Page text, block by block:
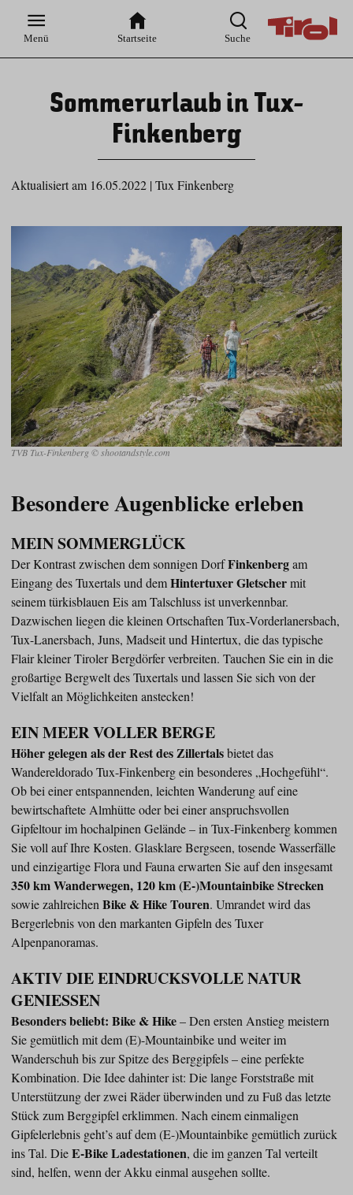
Hauptnavigation
Inhaltsbereich
Menü Startseite Suche
Sommerurlaub in Tux-
Finkenberg
Aktualisiert am 16.05.2022 | Tux Finkenberg
TVB Tux-Finkenberg © shootandstyle.com
Besondere Augenblicke erleben
MEIN SOMMERGLÜCK
Der Kontrast zwischen dem sonnigen DorfFinkenbergam
Eingang des Tuxertals und demHintertuxer Gletschermit
seinem türkisblauen Eis am Talschluss ist unverkennbar.
Dazwischen liegen die kleinen Ortschaften Tux-Vorderlanersbach,
Tux-Lanersbach, Juns, Madseit und Hintertux, die das typische
Flair kleiner Tiroler Bergdörfer verbreiten. Tauchen Sie ein in die
großartige Bergwelt des Tuxertals und lassen Sie sich von der
Vielfalt an Möglichkeiten anstecken!
EIN MEER VOLLER BERGE
Höher gelegen als der Rest des Zillertalsbietet das
Wandereldorado Tux-Finkenberg ein besonderes „Hochgefühl“.
Ob bei einer entspannenden, leichten Wanderung auf eine
bewirtschaftete Almhütte oder bei einer anspruchsvollen
Gipfeltour im hochalpinen Gelände – in Tux-Finkenberg kommen
Sie voll auf Ihre Kosten. Glasklare Bergseen, tosende Wasserfälle
und einzigartige Flora und Fauna erwarten Sie auf den insgesamt
350 km Wanderwegen, 120 km (E-)Mountainbike Strecken
sowie zahlreichen Bike & Hike Touren. Umrandet wird das
Bergerlebnis von den markanten Gipfeln des Tuxer
Alpenpanoramas.
AKTIV DIE EINDRUCKSVOLLE NATUR
GENIESSEN
Besonders beliebt: Bike & Hike– Den ersten Anstieg meistern
Sie gemütlich mit dem (E)-Mountainbike und weiter im
Wanderschuh bis zur Spitze des Berggipfels – eine perfekte
Kombination. Die Idee dahinter ist: Die lange Forststraße mit
Unterstützung der zwei Räder überwinden und zu Fuß das letzte
Stück zum Berggipfel erklimmen. Nach einem einmaligen
Gipfelerlebnis geht’s auf dem (E-)Mountainbike gemütlich zurück
ins Tal. DieE-Bike Ladestationen, die im ganzen Tal verteilt
sind, helfen, wenn der Akku einmal ausgehen sollte.